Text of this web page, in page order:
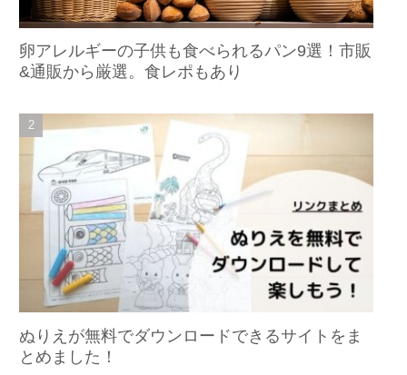
卵アレルギーの子供も食べられるパン9選！市販
&通販から厳選。食レポもあり
ぬりえが無料でダウンロードできるサイトをま
とめました！